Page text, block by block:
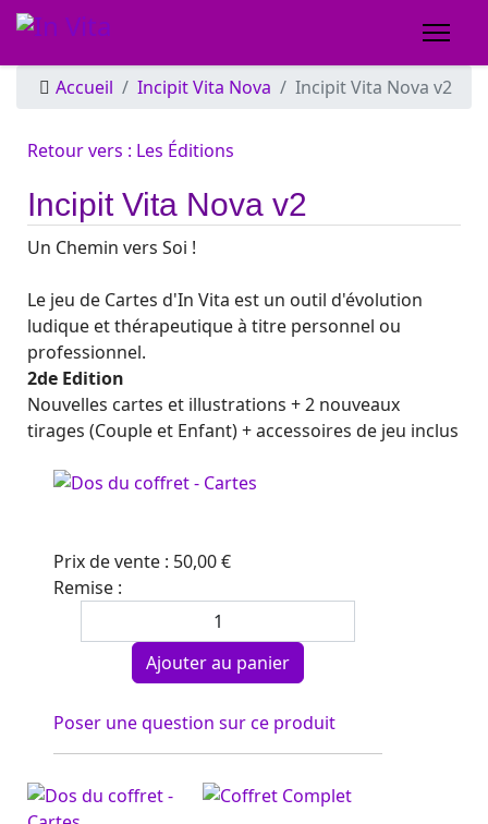
Accueil Incipit Vita Nova Incipit Vita Nova v2
Retour vers : Les Éditions
Incipit Vita Nova v2
Un Chemin vers Soi !
Le jeu de Cartes d'In Vita est un outil d'évolution
ludique et thérapeutique à titre personnel ou
professionnel.
2de Edition
Nouvelles cartes et illustrations + 2 nouveaux
tirages (Couple et Enfant) + accessoires de jeu inclus
Prix ​​de vente : 50,00 €
Remise :
Poser une question sur ce produit